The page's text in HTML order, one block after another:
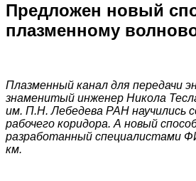
Предложен новый
плазменному
Плазменный канал для передачи
знаменитый инженер Никола
им. П.Н. Лебедева РАН научились
рабочего коридора. А новый
разработанный специалистами
км.